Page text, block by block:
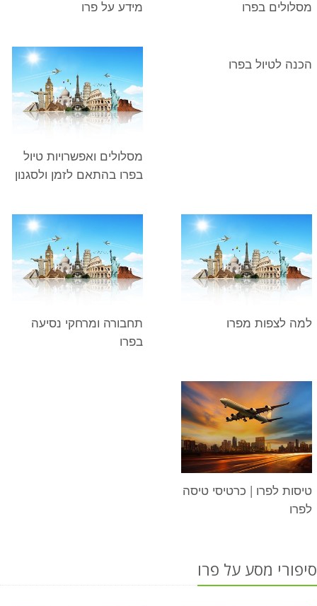
מסלולים בפרו מידע על פרו
הכנה לטיול בפרו
מסלולים ואפשרויות טיול
בפרו בהתאם לזמן ולסגנון
למה לצפות מפרו
תחבורה ומרחקי נסיעה
בפרו
טיסות לפרו | כרטיסי טיסה
לפרו
סיפורי מסע על פרו